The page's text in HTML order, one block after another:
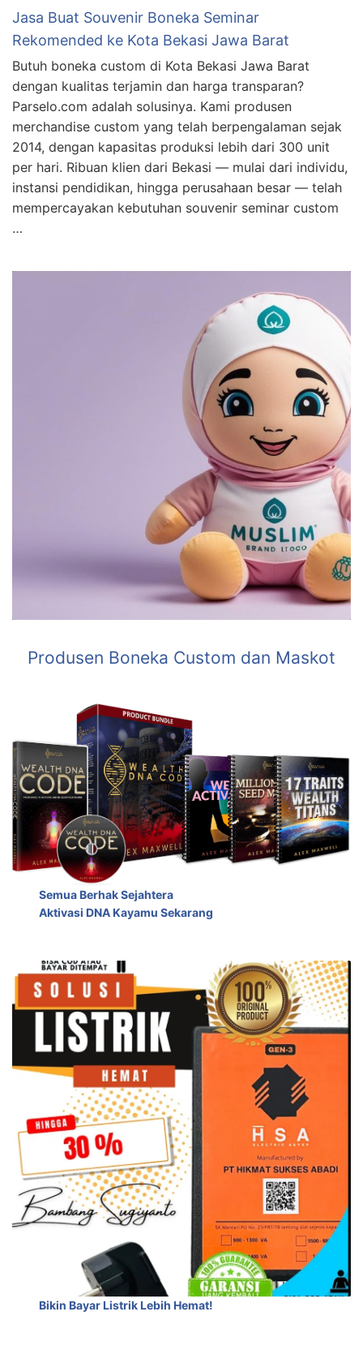
Jasa Buat Souvenir Boneka Seminar
Rekomended ke Kota Bekasi Jawa Barat
Butuh boneka custom di Kota Bekasi Jawa Barat
dengan kualitas terjamin dan harga transparan?
Parselo.com adalah solusinya. Kami produsen
merchandise custom yang telah berpengalaman sejak
2014, dengan kapasitas produksi lebih dari 300 unit
per hari. Ribuan klien dari Bekasi — mulai dari individu,
instansi pendidikan, hingga perusahaan besar — telah
mempercayakan kebutuhan souvenir seminar custom
…
Produsen Boneka Custom dan Maskot
Semua Berhak Sejahtera
Aktivasi DNA Kayamu Sekarang
Bikin Bayar Listrik Lebih Hemat!